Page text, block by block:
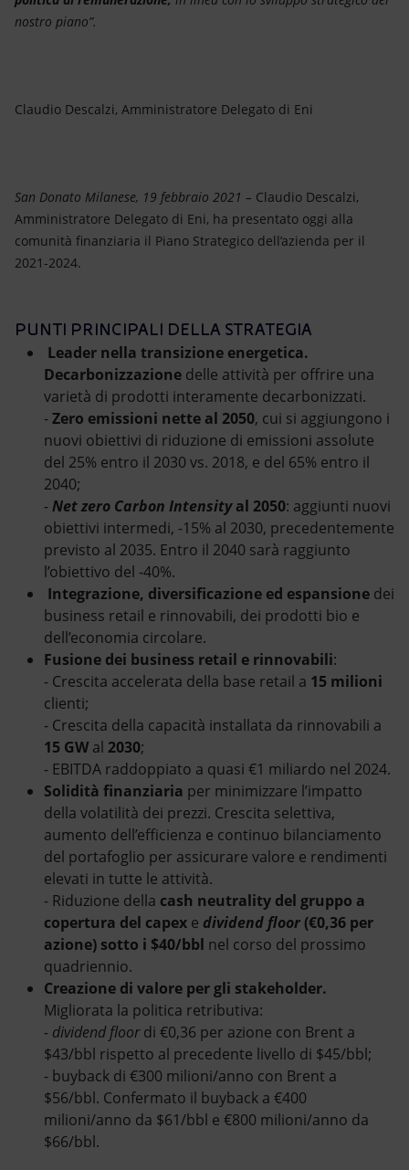
nostro piano”.
Claudio Descalzi, Amministratore Delegato di Eni
San Donato Milanese, 19 febbraio 2021 – Claudio Descalzi,
Amministratore Delegato di Eni, ha presentato oggi alla
comunità finanziaria il Piano Strategico dell’azienda per il
2021-2024.
PUNTI PRINCIPALI DELLA STRATEGIA
Leader nella transizione energetica.
Decarbonizzazione delle attività per offrire una
varietà di prodotti interamente decarbonizzati.
-Zero emissioni nette al 2050, cui si aggiungono i
nuovi obiettivi di riduzione di emissioni assolute
del 25% entro il 2030 vs. 2018, e del 65% entro il
2040;
- Net zero Carbon Intensityal 2050: aggiunti nuovi
obiettivi intermedi, -15% al 2030, precedentemente
previsto al 2035. Entro il 2040 sarà raggiunto
l’obiettivo del -40%.
Integrazione, diversificazione ed espansione dei
business retail e rinnovabili, dei prodotti bio e
dell’economia circolare.
Fusione dei business retail e rinnovabili:
- Crescita accelerata della base retail a 15 milioni
clienti;
- Crescita della capacità installata da rinnovabili a
15 GW al 2030;
- EBITDA raddoppiato a quasi €1 miliardo nel 2024.
Solidità finanziaria per minimizzare l’impatto
della volatilità dei prezzi. Crescita selettiva,
aumento dell’efficienza e continuo bilanciamento
del portafoglio per assicurare valore e rendimenti
elevati in tutte le attività.
- Riduzione della cash neutrality del gruppo a
copertura del capex e dividend floor (€0,36 per
azione) sotto i $40/bbl nel corso del prossimo
quadriennio.
Creazione di valore per gli stakeholder.
Migliorata la politica retributiva:
- dividend floordi €0,36 per azione con Brent a
$43/bbl rispetto al precedente livello di $45/bbl;
- buyback di €300 milioni/anno con Brent a
$56/bbl. Confermato il buyback a €400
milioni/anno da $61/bbl e €800 milioni/anno da
$66/bbl.